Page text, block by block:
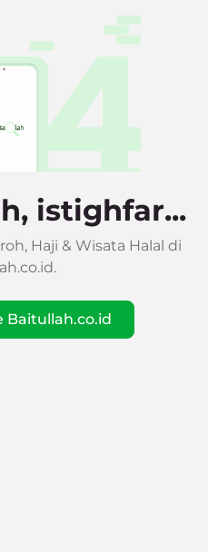
istighfar...
Haji & Wisata Halal di
Baitullah.co.id